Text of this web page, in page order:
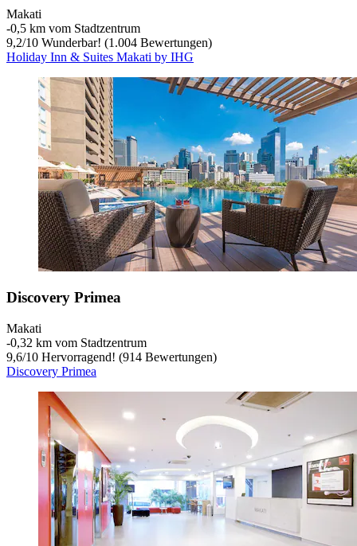
Makati
‐0,5 km vom Stadtzentrum
9,2/10 Wunderbar! (1.004 Bewertungen)
Holiday Inn & Suites Makati by IHG
Discovery Primea
Makati
‐0,32 km vom Stadtzentrum
9,6/10 Hervorragend! (914 Bewertungen)
Discovery Primea